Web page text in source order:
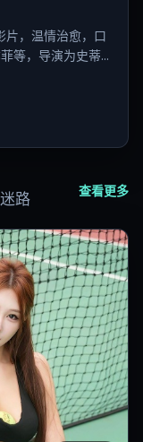
片，温情治愈，口
等，导演为史蒂
路 查看更多